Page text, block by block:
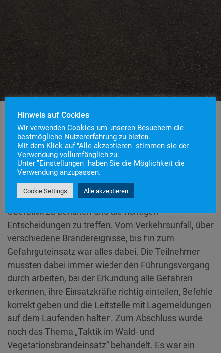
Am Samstag, 23. April führten wir einen
Ausbildungssamstag für unsere Führungskräfte
durch. Den ganzen Tag über galt es für die Zug- und
Gruppenführer in den unterschiedlichsten Lagen den
Überblick zu behalten und die richtigen
Entscheidungen zu treffen. Vom Verkehrsunfall, über
verschiedene Brandereignisse, bis hin zum
Gefahrguteinsatz war alles dabei. Die Teilnehmer
mussten dabei immer wieder den Führungsvorgang
durch arbeiten, bei der Erkundung alle Gefahren
erkennen, ihre Einsatzkräfte richtig einteilen, Befehle
korrekt geben und die Leitstelle mit Lagemeldungen
auf dem Laufenden halten. Zum Abschluss wurde
noch das Thema „Taktik im Wald- und
Vegetationsbrandeinsatz“ behandelt. Es war ein
Hinweis auf Cookies
Wir verwenden Cookies um unseren Besuchern die
bestmögliche Nutzererfahrung zu bieten.
Mit dem Klick auf "Alle akzeptieren" stimmen sie der
Verwendung vollumfänglich zu.
Unter "Einstellungen" haben Sie die Möglichkeit die
Verwendung anzupassen.
Cookie Settings Alle akzeptieren